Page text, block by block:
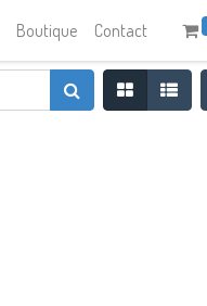
Boutique Contact